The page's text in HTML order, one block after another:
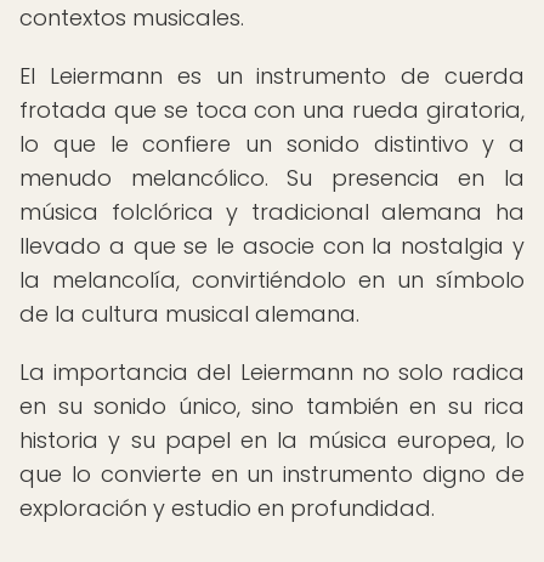
contextos musicales.
El Leiermann es un instrumento de cuerda
frotada que se toca con una rueda giratoria,
lo que le confiere un sonido distintivo y a
menudo melancólico. Su presencia en la
música folclórica y tradicional alemana ha
llevado a que se le asocie con la nostalgia y
la melancolía, convirtiéndolo en un símbolo
de la cultura musical alemana.
La importancia del Leiermann no solo radica
en su sonido único, sino también en su rica
historia y su papel en la música europea, lo
que lo convierte en un instrumento digno de
exploración y estudio en profundidad.